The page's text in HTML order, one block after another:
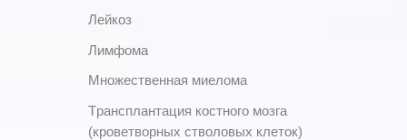
Лейкоз
Лимфома
Множественная миелома
Трансплантация костного мозга
(кроветворных стволовых клеток)